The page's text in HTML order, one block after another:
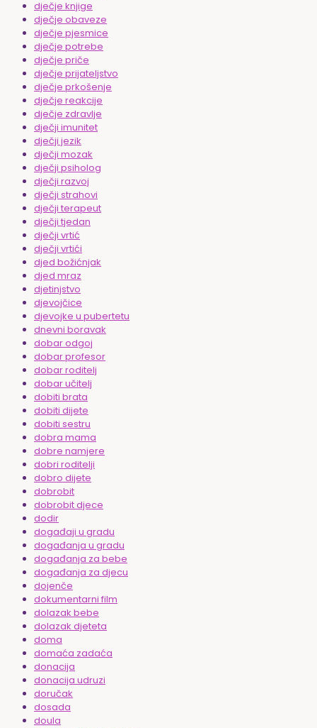
dječje knjige
dječje obaveze
dječje pjesmice
dječje potrebe
dječje priče
dječje prijateljstvo
dječje prkošenje
dječje reakcije
dječje zdravlje
dječji imunitet
dječji jezik
dječji mozak
dječji psiholog
dječji razvoj
dječji strahovi
dječji terapeut
dječji tjedan
dječji vrtić
dječji vrtići
djed božićnjak
djed mraz
djetinjstvo
djevojčice
djevojke u pubertetu
dnevni boravak
dobar odgoj
dobar profesor
dobar roditelj
dobar učitelj
dobiti brata
dobiti dijete
dobiti sestru
dobra mama
dobre namjere
dobri roditelji
dobro dijete
dobrobit
dobrobit djece
dodir
događaji u gradu
događanja u gradu
događanja za bebe
događanja za djecu
dojenče
dokumentarni film
dolazak bebe
dolazak djeteta
doma
domaća zadaća
donacija
donacija udruzi
doručak
dosada
doula